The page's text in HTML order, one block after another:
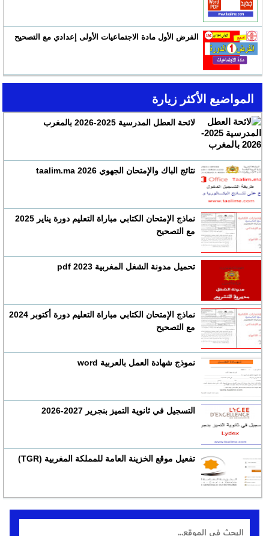
الفرض الأول مادة الاجتماعيات الأولى إعدادي مع التصحيح
المواضيع الأكثر زيارة
لائحة العطل المدرسية 2025-2026 بالمغرب
نتائج الباك والإمتحان الجهوي 2026 taalim.ma
نماذج الإمتحان الكتابي مباراة التعليم دورة يناير 2025
مع التصحيح
تحميل مدونة الشغل المغربية 2023 pdf
نماذج الإمتحان الكتابي مباراة التعليم دورة أكتوبر 2024
مع التصحيح
نموذج شهادة العمل بالعربية word
التسجيل في ثانوية التميز بنجرير 2027-2026
تفعيل موقع الخزينة العامة للمملكة المغربية (TGR)